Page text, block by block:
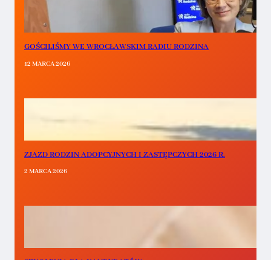
GOŚCILIŚMY WE WROCŁAWSKIM RADIU RODZINA
12 MARCA 2026
ZJAZD RODZIN ADOPCYJNYCH I ZASTĘPCZYCH 2026 R.
2 MARCA 2026